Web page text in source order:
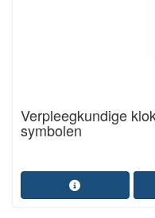
Verpleegkundige
symbolen